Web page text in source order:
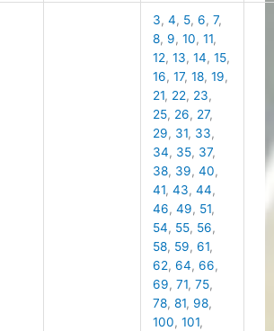
3,4, 5,6,7,
8, 9,10,11,
12,13,14,15,
16,17,18,19,
21, 22, 23,
25, 26, 27,
29, 31, 33,
34, 35, 37,
38, 39,40,
41,43,44,
46,49, 51,
54, 55, 56,
58, 59,61,
62,64,66,
69,71,75,
78,81, 98,
100,101,